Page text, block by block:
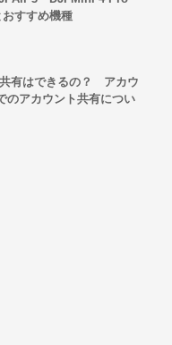
すすめ機種
共有はできるの？ アカウ
のアカウント共有につい